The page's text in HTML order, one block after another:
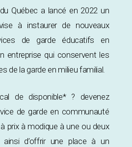
Québec a lancé en 2022 un
à instaurer de nouveaux
de garde éducatifs en
entreprise qui conservent les
de la garde en milieu familial.
de disponible* ? devenez
de garde en communauté
prix à modique à une ou deux
ainsi d’offrir une place à un